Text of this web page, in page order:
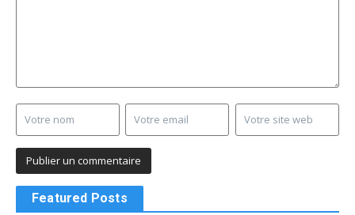
Featured Posts